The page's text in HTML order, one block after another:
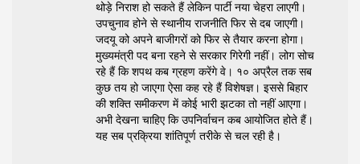
थोड़े निराश हो सकते हैं लेकिन पार्टी नया चेहरा लाएगी।
उपचुनाव होने से स्थानीय राजनीति फिर से दब जाएगी।
जदयू को अपने बाजीगरों को फिर से तैयार करना होगा।
मुख्यमंत्री पद बना रहने से सरकार गिरेगी नहीं। लोग सोच
रहे हैं कि शपथ कब ग्रहण करेंगे वे। १० अप्रैल तक सब
कुछ तय हो जाएगा ऐसा कह रहे हैं विशेषज्ञ। इससे बिहार
की शक्ति समीकरण में कोई भारी झटका तो नहीं आएगा।
अभी देखना चाहिए कि उपनिर्वाचन कब आयोजित होते हैं।
यह सब प्रक्रिया शांतिपूर्ण तरीके से चल रही है।